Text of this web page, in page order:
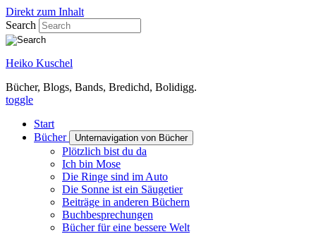
Direkt zum Inhalt
Search
Heiko Kuschel
Bücher, Blogs, Bands, Bredichd, Bolidigg.
toggle
Start
Bücher
Unternavigation von Bücher
Plötzlich bist du da
Ich bin Mose
Die Ringe sind im Auto
Die Sonne ist ein Säugetier
Beiträge in anderen Büchern
Buchbesprechungen
Bücher für eine bessere Welt